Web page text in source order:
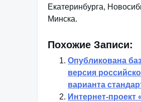
Екатеринбурга,
Минска.
Похожие Записи:
Опубликована
версия
варианта
Интернет-проект